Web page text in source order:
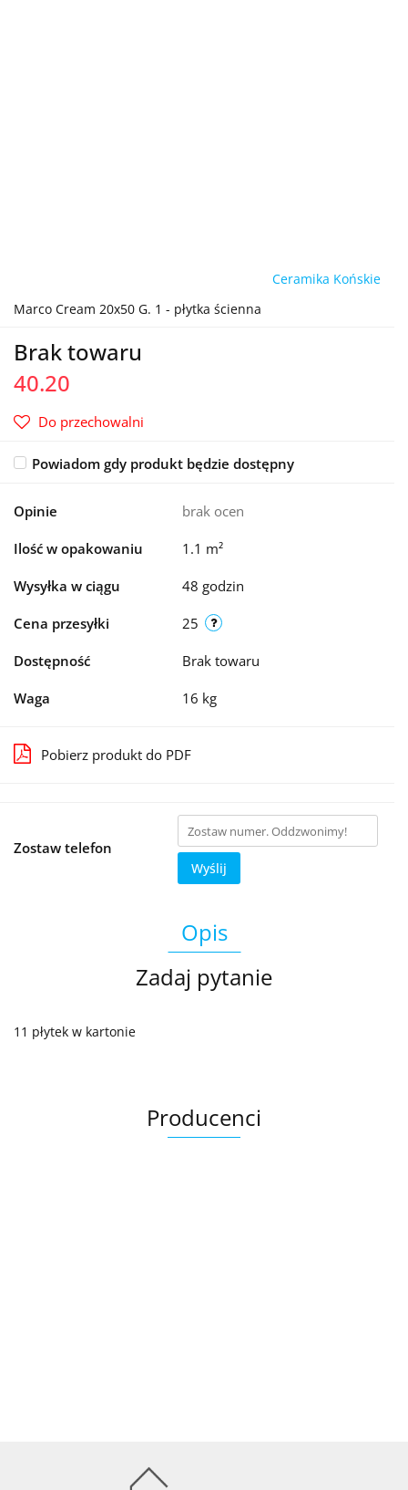
Ceramika Końskie
Marco Cream 20x50 G. 1 - płytka ścienna
Brak towaru
40.20
Do przechowalni
Powiadom gdy produkt będzie dostępny
Opinie brak ocen
Ilość w opakowaniu 1.1 m²
Wysyłka w ciągu 48 godzin
Cena przesyłki 25
Dostępność Brak towaru
Waga 16 kg
Pobierz produkt do PDF
Zostaw telefon
Wyślij
Opis
Zadaj pytanie
11 płytek w kartonie
Producenci